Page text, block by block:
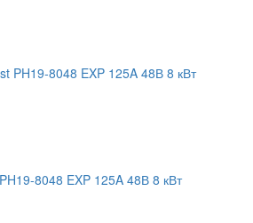
8048 EXP 125A 48В 8 кВт